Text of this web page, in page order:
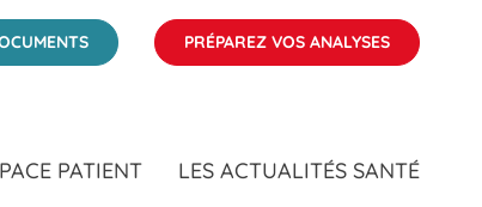
PRÉPAREZ VOS ANALYSES
PATIENT LES ACTUALITÉS SANTÉ